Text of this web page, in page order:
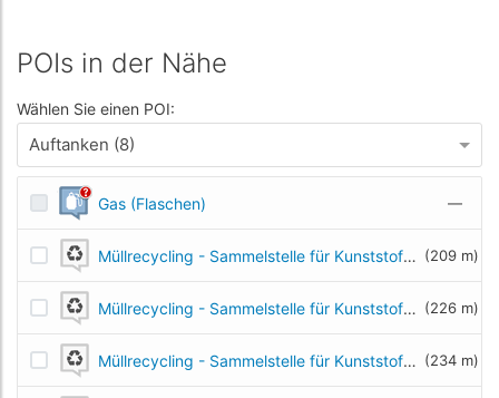
POIs in der Nähe
Wählen Sie einen POI:
Auftanken (8)
Gas (Flaschen) —
Müllrecycling - Sammelstelle für Kunststoff- und Metallmüll (209 m)
Müllrecycling - Sammelstelle für Kunststoff- und Metallmüll (226 m)
Müllrecycling - Sammelstelle für Kunststoff- und Metallmüll (234 m)